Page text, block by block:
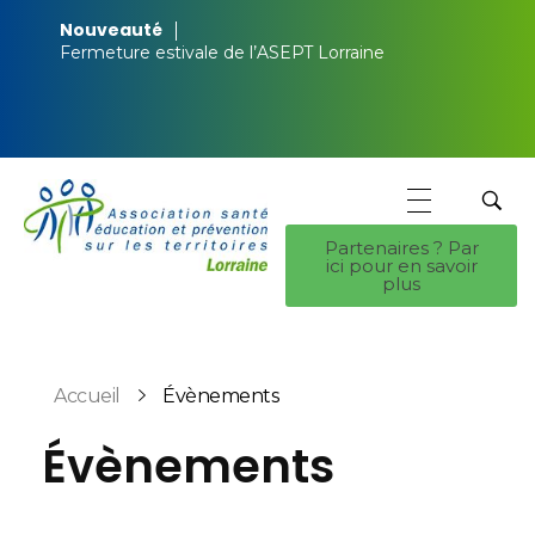
Nouveauté
Fermeture estivale de l’ASEPT Lorraine
Partenaires ? Par
ici pour en savoir
plus
Accueil Évènements
Évènements